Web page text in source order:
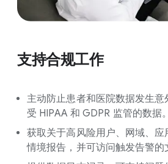
支持合规工作
主动防止患者和医院数据发生
受 HIPAA 和 GDPR 监管的数据。
获取关于高风险用户、网域、
情境报告，并可访问触发告警的